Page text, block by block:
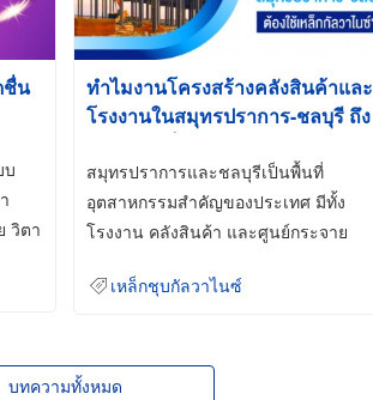
ชื่น
บ
วิตา
ทำไมงานโครงสร้างคลังสินค้าและ
โรงงานในสมุทรปราการ-ชลบุรี ถึง
Galvanized)
สมุทรปราการและชลบุรีเป็นพื้นที่
อุตสาหกรรมสำคัญของประเทศ มีทั้ง
โรงงาน คลังสินค้า และศูนย์กระจาย
เหล็กชุบกัลวาไนซ์
บทความทั้งหมด